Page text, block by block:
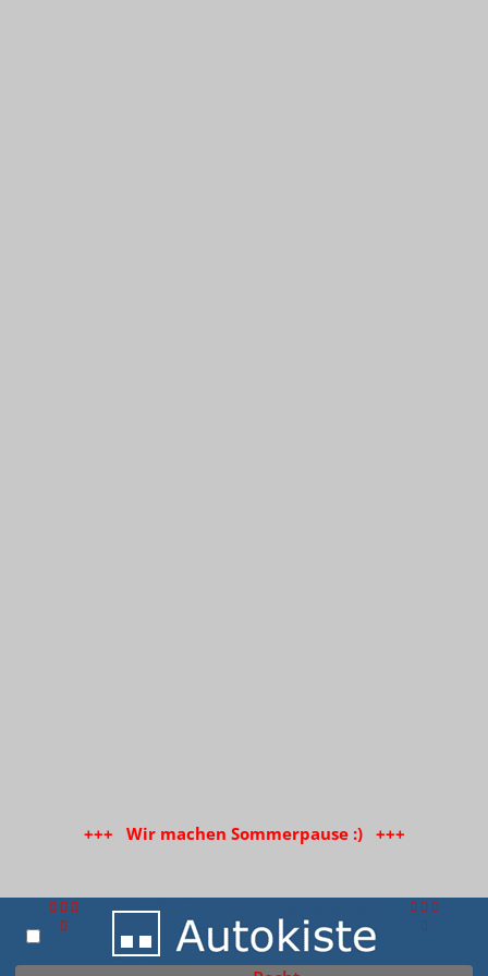
+++ Wir machen Sommerpause :) +++